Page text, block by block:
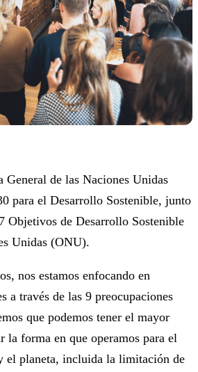
General de las Naciones Unidas
para el Desarrollo Sostenible, junto
Objetivos de Desarrollo Sostenible
Unidas (ONU).
nos estamos enfocando en
a través de las 9 preocupaciones
que podemos tener el mayor
la forma en que operamos para el
el planeta, incluida la limitación de